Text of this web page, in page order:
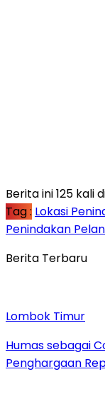
Berita ini 125 kali
Tag : Lokasi
Penindakan
Berita Terbaru
Lombok Timur
Humas sebagai
Penghargaan